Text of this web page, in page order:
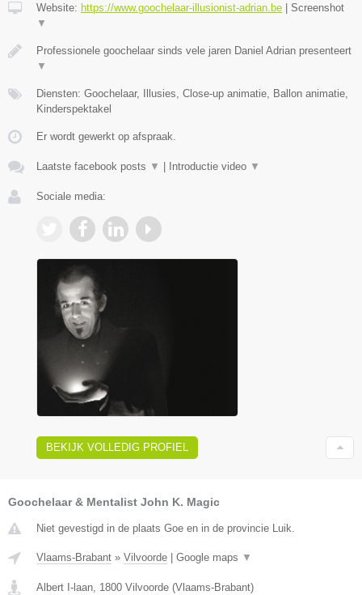
Website: https://www.goochelaar-illusionist-adrian.be | Screenshot
▼
Professionele goochelaar sinds vele jaren Daniel Adrian presenteert
▼
Diensten: Goochelaar, Illusies, Close-up animatie, Ballon animatie,
Kinderspektakel
Er wordt gewerkt op afspraak.
Laatste facebook posts ▼ | Introductie video ▼
Sociale media:
BEKIJK VOLLEDIG PROFIEL
Goochelaar & Mentalist John K. Magic
Niet gevestigd in de plaats Goe en in de provincie Luik.
Vlaams-Brabant » Vilvoorde Google maps ▼
Albert I-laan, 1800 Vilvoorde (Vlaams-Brabant)